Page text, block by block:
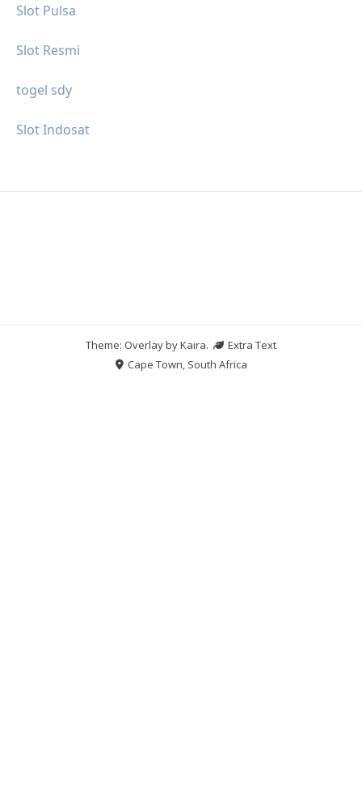
Slot Pulsa
Slot Resmi
togel sdy
Slot Indosat
Theme: Overlay byKaira.
Extra Text
Cape Town, South Africa